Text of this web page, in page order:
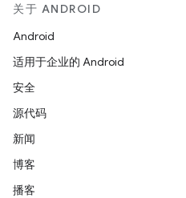
关于 ANDROID
Android
适用于企业的 Android
安全
源代码
新闻
博客
播客